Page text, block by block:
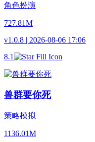
角色扮演
727.81M
v1.0.8 | 2026-08-06 17:06
8.1
兽群要你死
策略模拟
1136.01M